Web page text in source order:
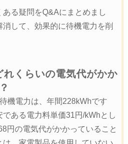
る疑問をQ&Aにまとめまし
して、効果的に待機電力を削
くらいの電気代がかか
機電力は、年間228kWhです
ある電力料単価31円/kWhとし
円の電気代がかかっていること